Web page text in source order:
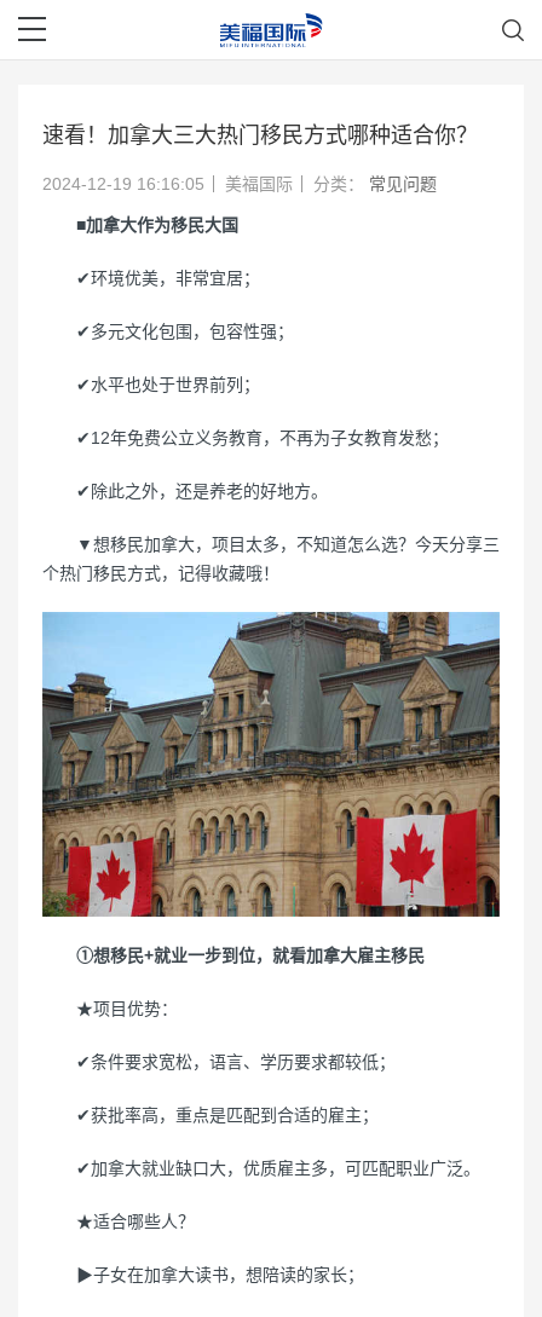
速看！加拿大三大热门移民方式哪种适合你？
2024-12-19 16:16:05 美福国际 分类： 常见问题
■加拿大作为移民大国
✔环境优美，非常宜居；
✔多元文化包围，包容性强；
✔水平也处于世界前列；
✔12年免费公立义务教育，不再为子女教育发愁；
✔除此之外，还是养老的好地方。
▼想移民加拿大，项目太多，不知道怎么选？今天分享三
个热门移民方式，记得收藏哦！
①想移民+就业一步到位，就看加拿大雇主移民
★项目优势：
✔条件要求宽松，语言、学历要求都较低；
✔获批率高，重点是匹配到合适的雇主；
✔加拿大就业缺口大，优质雇主多，可匹配职业广泛。
★适合哪些人？
▶子女在加拿大读书，想陪读的家长；